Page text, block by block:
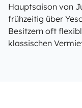
Hauptsaison von
frühzeitig über
Besitzern oft
klassischen